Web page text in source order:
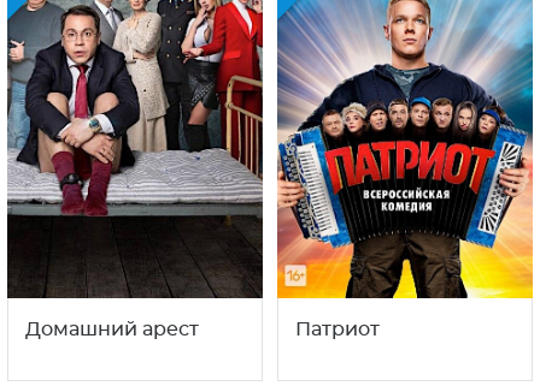
С этим сериалом смотрят
1 1